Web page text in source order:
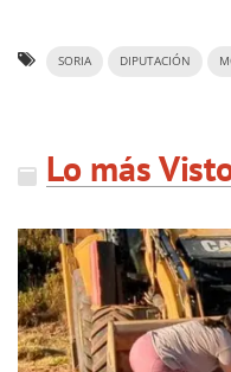
SORIA DIPUTACIÓN
Lo más